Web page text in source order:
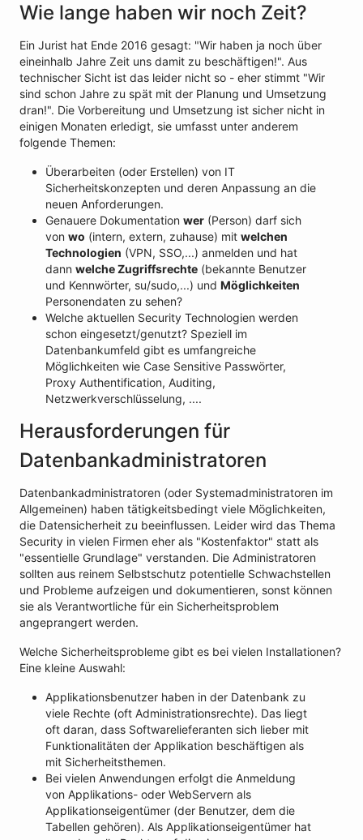
Wie lange haben wir noch Zeit?
Ein Jurist hat Ende 2016 gesagt: "Wir haben ja noch über
eineinhalb Jahre Zeit uns damit zu beschäftigen!". Aus
technischer Sicht ist das leider nicht so - eher stimmt "Wir
sind schon Jahre zu spät mit der Planung und Umsetzung
dran!". Die Vorbereitung und Umsetzung ist sicher nicht in
einigen Monaten erledigt, sie umfasst unter anderem
folgende Themen:
Überarbeiten (oder Erstellen) von IT
Sicherheitskonzepten und deren Anpassung an die
neuen Anforderungen.
Genauere Dokumentation wer (Person) darf sich
von wo (intern, extern, zuhause) mit welchen
Technologien (VPN, SSO,...) anmelden und hat
dann welche Zugriffsrechte (bekannte Benutzer
und Kennwörter, su/sudo,...) und Möglichkeiten
Personendaten zu sehen?
Welche aktuellen Security Technologien werden
schon eingesetzt/genutzt? Speziell im
Datenbankumfeld gibt es umfangreiche
Möglichkeiten wie Case Sensitive Passwörter,
Proxy Authentification, Auditing,
Netzwerkverschlüsselung, ....
Herausforderungen für
Datenbankadministratoren
Datenbankadministratoren (oder Systemadministratoren im
Allgemeinen) haben tätigkeitsbedingt viele Möglichkeiten,
die Datensicherheit zu beeinflussen. Leider wird das Thema
Security in vielen Firmen eher als "Kostenfaktor" statt als
"essentielle Grundlage" verstanden. Die Administratoren
sollten aus reinem Selbstschutz potentielle Schwachstellen
und Probleme aufzeigen und dokumentieren, sonst können
sie als Verantwortliche für ein Sicherheitsproblem
angeprangert werden.
Welche Sicherheitsprobleme gibt es bei vielen Installationen?
Eine kleine Auswahl:
Applikationsbenutzer haben in der Datenbank zu
viele Rechte (oft Administrationsrechte). Das liegt
oft daran, dass Softwarelieferanten sich lieber mit
Funktionalitäten der Applikation beschäftigen als
mit Sicherheitsthemen.
Bei vielen Anwendungen erfolgt die Anmeldung
von Applikations- oder WebServern als
Applikationseigentümer (der Benutzer, dem die
Tabellen gehören). Als Applikationseigentümer hat